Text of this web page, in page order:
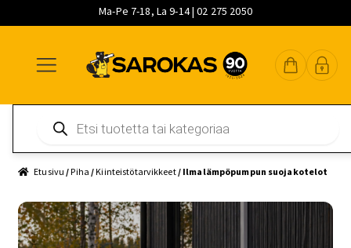
Ma-Pe 7-18, La 9-14 | 02 275 2050
navigointiin
sisältöön
pääsisältöön
search
Etusivu /Piha /Kiinteistötarvikkeet/ Ilmalämpöpumpun suojakotelot